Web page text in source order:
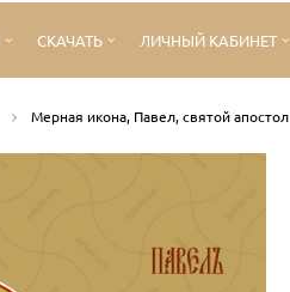
СКАЧАТЬ ЛИЧНЫЙ КАБИНЕТ
Мерная икона, Павел, святой апостол